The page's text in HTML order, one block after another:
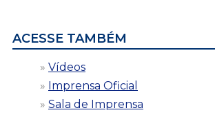
ACESSE TAMBÉM
Vídeos
Imprensa Oficial
Sala de Imprensa